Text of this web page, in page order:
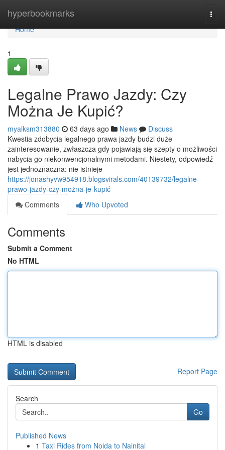
hyperbookmarks
Home
Home
1
Legalne Prawo Jazdy: Czy
Można Je Kupić?
myalksm313880 63 days ago News
Discuss
Kwestia zdobycia legalnego prawa jazdy budzi duże
zainteresowanie, zwłaszcza gdy pojawiają się szepty o możliwości
nabycia go niekonwencjonalnymi metodami. Niestety, odpowiedź
jest jednoznaczna: nie istnieje
https://jonashyvw954918.blogsvirals.com/40139732/legalne-
prawo-jazdy-czy-można-je-kupić
Comments
Who Upvoted
Comments
Submit a Comment
No HTML
HTML is disabled
Report Page
Search
Go
Published News
1 Taxi Rides from Noida to Nainital